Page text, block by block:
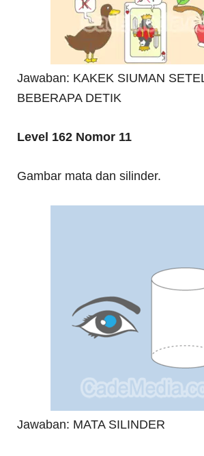
Jawaban: KAKEK SIUMAN
BEBERAPA DETIK
Level 162 Nomor 11
Gambar mata dan silinder.
Jawaban: MATA SILINDER